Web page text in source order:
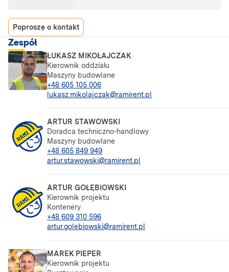
Poproszę o kontakt
Zespół
ŁUKASZ MIKOŁAJCZAK
Kierownik oddziału
Maszyny budowlane
+48 605 105 006
lukasz.mikolajczak@ramirent.pl
ARTUR STAWOWSKI
Doradca techniczno-handlowy
Maszyny budowlane
+48 605 849 949
artur.stawowski@ramirent.pl
ARTUR GOŁĘBIOWSKI
Kierownik projektu
Kontenery
+48 609 310 596
artur.golebiowski@ramirent.pl
MAREK PIEPER
Kierownik projektu